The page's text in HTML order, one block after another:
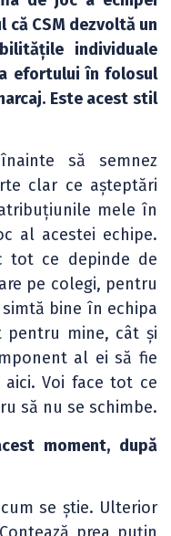
că CSM dezvoltă un
individuale
efortului în folosul
Este acest stil
să semnez
clar ce așteptări
mele în
al acestei echipe.
tot ce depinde de
pe colegi, pentru
bine în echipa
pentru mine, cât și
al ei să fie
Voi face tot ce
să nu se schimbe.
moment, după
se știe. Ulterior